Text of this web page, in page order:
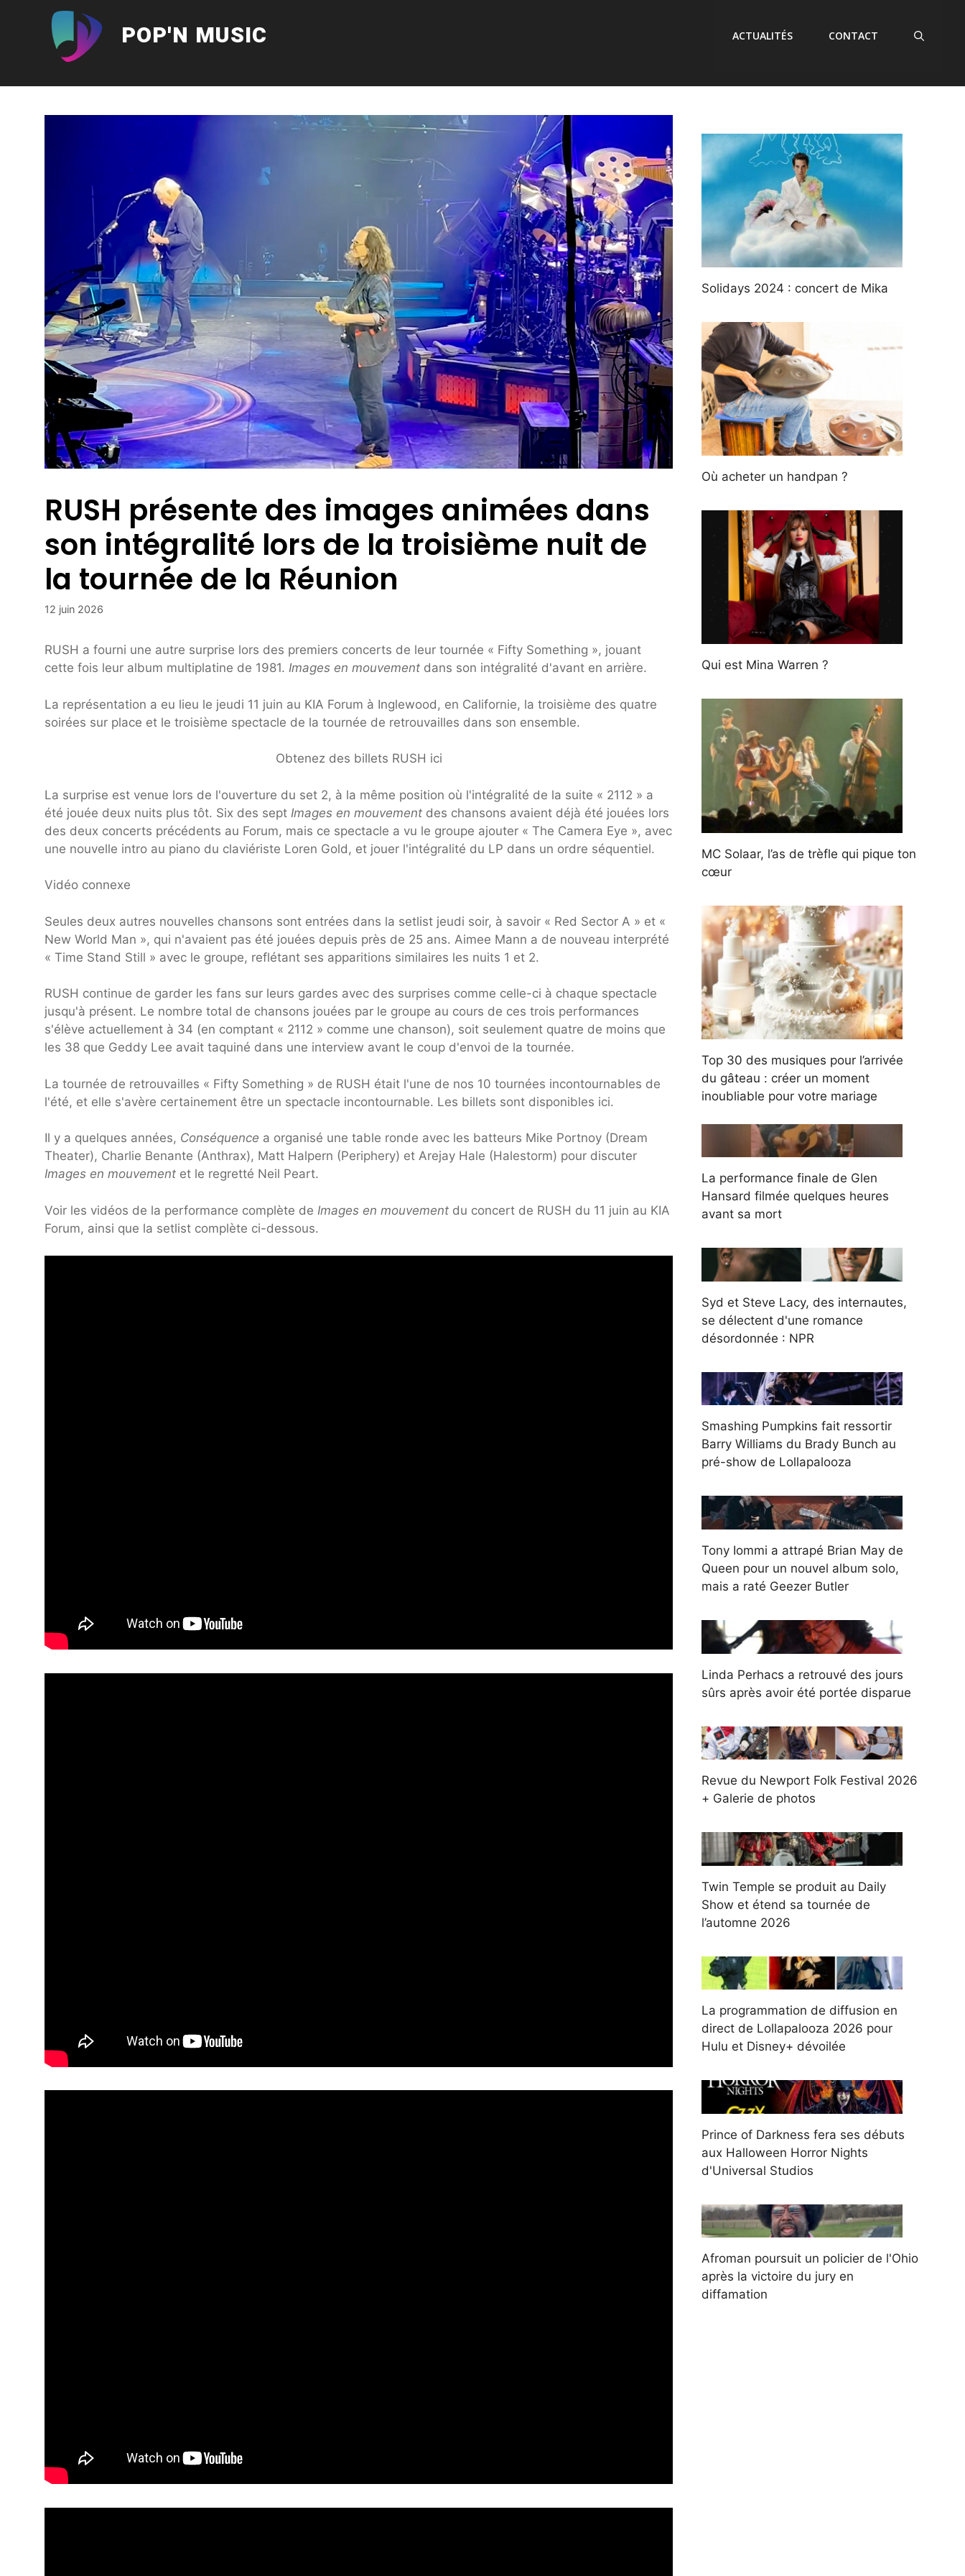
POP'N MUSIC ACTUALITÉS CONTACT
RUSH présente des images animées dans
son intégralité lors de la troisième nuit de
la tournée de la Réunion
12 juin 2026
RUSH a fourni une autre surprise lors des premiers concerts de leur tournée « Fifty Something », jouant
cette fois leur album multiplatine de 1981. Images en mouvement dans son intégralité d'avant en arrière.
La représentation a eu lieu le jeudi 11 juin au KIA Forum à Inglewood, en Californie, la troisième des quatre
soirées sur place et le troisième spectacle de la tournée de retrouvailles dans son ensemble.
Obtenez des billets RUSH ici
La surprise est venue lors de l'ouverture du set 2, à la même position où l'intégralité de la suite « 2112 » a
été jouée deux nuits plus tôt. Six des sept Images en mouvement des chansons avaient déjà été jouées lors
des deux concerts précédents au Forum, mais ce spectacle a vu le groupe ajouter « The Camera Eye », avec
une nouvelle intro au piano du claviériste Loren Gold, et jouer l'intégralité du LP dans un ordre séquentiel.
Vidéo connexe
Seules deux autres nouvelles chansons sont entrées dans la setlist jeudi soir, à savoir « Red Sector A » et «
New World Man », qui n'avaient pas été jouées depuis près de 25 ans. Aimee Mann a de nouveau interprété
« Time Stand Still » avec le groupe, reflétant ses apparitions similaires les nuits 1 et 2.
RUSH continue de garder les fans sur leurs gardes avec des surprises comme celle-ci à chaque spectacle
jusqu'à présent. Le nombre total de chansons jouées par le groupe au cours de ces trois performances
s'élève actuellement à 34 (en comptant « 2112 » comme une chanson), soit seulement quatre de moins que
les 38 que Geddy Lee avait taquiné dans une interview avant le coup d'envoi de la tournée.
La tournée de retrouvailles « Fifty Something » de RUSH était l'une de nos 10 tournées incontournables de
l'été, et elle s'avère certainement être un spectacle incontournable. Les billets sont disponibles ici.
Il y a quelques années, Conséquence a organisé une table ronde avec les batteurs Mike Portnoy (Dream
Theater), Charlie Benante (Anthrax), Matt Halpern (Periphery) et Arejay Hale (Halestorm) pour discuter
Images en mouvement et le regretté Neil Peart.
Voir les vidéos de la performance complète de Images en mouvement du concert de RUSH du 11 juin au KIA
Forum, ainsi que la setlist complète ci-dessous.
Solidays 2024 : concert de Mika
Où acheter un handpan ?
Qui est Mina Warren ?
MC Solaar, l’as de trèfle qui pique ton
cœur
Top 30 des musiques pour l’arrivée
du gâteau : créer un moment
inoubliable pour votre mariage
La performance finale de Glen
Hansard filmée quelques heures
avant sa mort
Syd et Steve Lacy, des internautes,
se délectent d'une romance
désordonnée : NPR
Smashing Pumpkins fait ressortir
Barry Williams du Brady Bunch au
pré-show de Lollapalooza
Tony Iommi a attrapé Brian May de
Queen pour un nouvel album solo,
mais a raté Geezer Butler
Linda Perhacs a retrouvé des jours
sûrs après avoir été portée disparue
Revue du Newport Folk Festival 2026
+ Galerie de photos
Twin Temple se produit au Daily
Show et étend sa tournée de
l’automne 2026
La programmation de diffusion en
direct de Lollapalooza 2026 pour
Hulu et Disney+ dévoilée
Prince of Darkness fera ses débuts
aux Halloween Horror Nights
d'Universal Studios
Afroman poursuit un policier de l'Ohio
après la victoire du jury en
diffamation